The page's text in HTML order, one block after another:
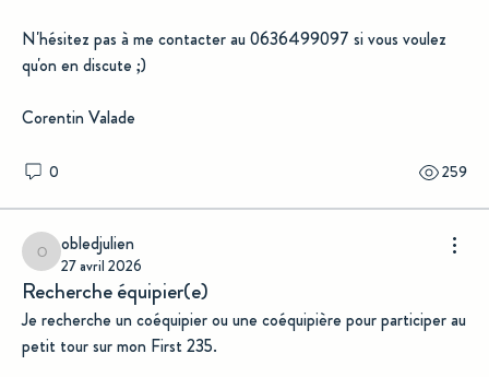
N'hésitez pas à me contacter au 0636499097 si vous voulez
qu'on en discute ;)
Corentin Valade
0 259
obledjulien
obledjulien
27 avril 2026
Recherche équipier(e)
Je recherche un coéquipier ou une coéquipière pour participer au
petit tour sur mon First 235.